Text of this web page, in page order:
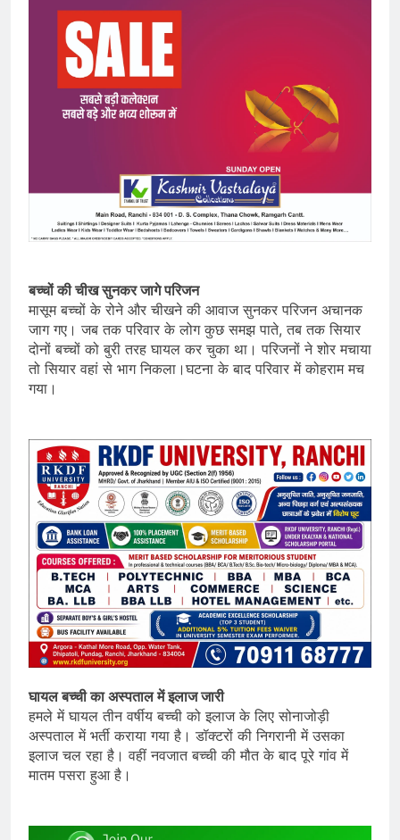
बच्चों की चीख सुनकर जागे परिजन
मासूम बच्चों के रोने और चीखने की आवाज सुनकर परिजन अचानक
जाग गए। जब तक परिवार के लोग कुछ समझ पाते, तब तक सियार
दोनों बच्चों को बुरी तरह घायल कर चुका था। परिजनों ने शोर मचाया
तो सियार वहां से भाग निकला।घटना के बाद परिवार में कोहराम मच
गया।
घायल बच्ची का अस्पताल में इलाज जारी
हमले में घायल तीन वर्षीय बच्ची को इलाज के लिए सोनाजोड़ी
अस्पताल में भर्ती कराया गया है। डॉक्टरों की निगरानी में उसका
इलाज चल रहा है। वहीं नवजात बच्ची की मौत के बाद पूरे गांव में
मातम पसरा हुआ है।